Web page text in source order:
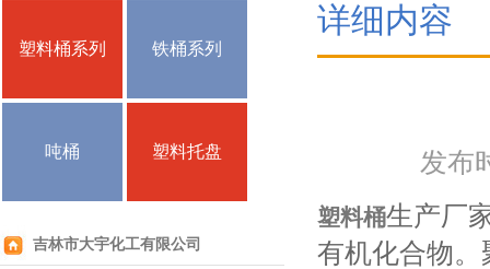
塑料桶系列 铁桶系列
吨桶 塑料托盘
吉林市大宇化工有限公司
详细内容
发布
塑料桶生产厂
有机化合物